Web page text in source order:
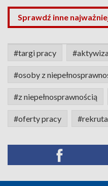
Sprawdź inne
#targi pracy
#osoby z
#z niepełnosprawnością
#oferty pracy